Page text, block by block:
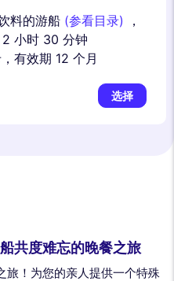
料的游船 (参看目录) ，
小时 30 分钟
有效期 12 个月
选择
共度难忘的晚餐之旅
旅！为您的亲人提供一个特殊